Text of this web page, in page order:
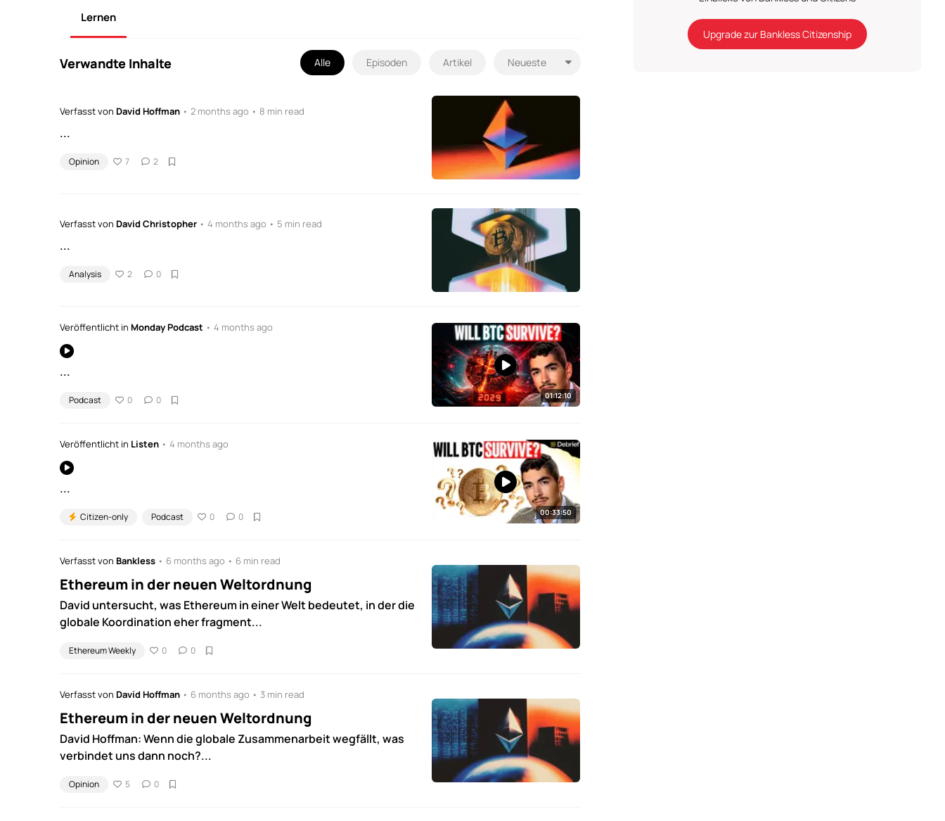
Lernen
Verwandte Inhalte Alle Episoden Artikel
Verfasst von David Hoffman • 2 months ago • 8 min read
...
Opinion 7 2
Verfasst von David Christopher • 4 months ago • 5 min read
...
Analysis 2 0
Veröffentlicht in Monday Podcast • 4 months ago
...
Podcast 0 0 01:12:10
Veröffentlicht in Listen • 4 months ago
...
Citizen-only Podcast 0 0 00:33:50
Verfasst von Bankless • 6 months ago • 6 min read
Ethereum in der neuen Weltordnung
David untersucht, was Ethereum in einer Welt bedeutet, in der die
globale Koordination eher fragment...
Ethereum Weekly 0 0
Verfasst von David Hoffman • 6 months ago • 3 min read
Ethereum in der neuen Weltordnung
David Hoffman: Wenn die globale Zusammenarbeit wegfällt, was
verbindet uns dann noch?...
Opinion 5 0
Upgrade zur Bankless Citizenship